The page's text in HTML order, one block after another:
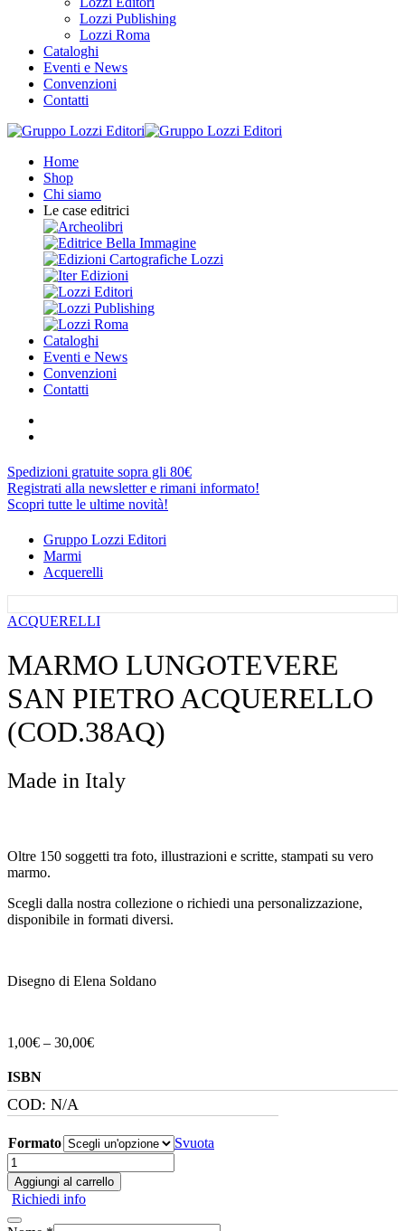
Lozzi Publishing
Lozzi Roma
Cataloghi
Eventi e News
Convenzioni
Contatti
Home
Shop
Chi siamo
Le case editrici
Cataloghi
Eventi e News
Convenzioni
Contatti
Spedizioni gratuite sopra gli 80€
Registrati alla newsletter e rimani informato!
Scopri tutte le ultime novità!
Gruppo Lozzi Editori
Marmi
Acquerelli
ACQUERELLI
MARMO LUNGOTEVERE
SAN PIETRO ACQUERELLO
(COD.38AQ)
Made in Italy
Oltre 150 soggetti tra foto, illustrazioni e scritte, stampati su vero
marmo.
Scegli dalla nostra collezione o richiedi una personalizzazione,
disponibile in formati diversi.
Disegno di Elena Soldano
1,00€ – 30,00€Fascia
da
30,00€
ISBN
COD: N/A
Formato
Svuota
Marmo
Lungotevere
San
Pietro
Acquerello
Aggiungi al carrello
Richiedi info